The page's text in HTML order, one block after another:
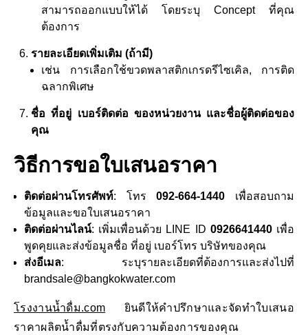
สามารถออกแบบให้ได้ โดยระบุ Concept ที่คุณ
ต้องการ
รายละเอียดเพิ่มเติม (ถ้ามี)
เช่น การเลือกใช้ขวดพลาสติกเกรดรีไซเคิล, การติด
ฉลากพิเศษ
ชื่อ ที่อยู่ เบอร์ติดต่อ ของหน่วยงาน และชื่อผู้ติดต่อของ
คุณ
วิธีการขอใบเสนอราคา
ติดต่อผ่านโทรศัพท์: โทร092-664-1440 เพื่อสอบถาม
ข้อมูลและขอใบเสนอราคา
ติดต่อผ่านไลน์: เพิ่มเพื่อนด้วย LINE ID 0926641440เพื่อ
พูดคุยและส่งข้อมูลชื่อ ที่อยู่ เบอร์โทร บริษัทของคุณ
ส่งอีเมล: ระบุรายละเอียดที่ต้องการและส่งไปที่
brandsale@bangkokwater.com
โรงงานน้ำดื่ม.com ยินดีให้คำปรึกษาและจัดทำใบเสนอ
ราคาผลิตน้ำดื่มที่ตรงกับความต้องการของคุณ